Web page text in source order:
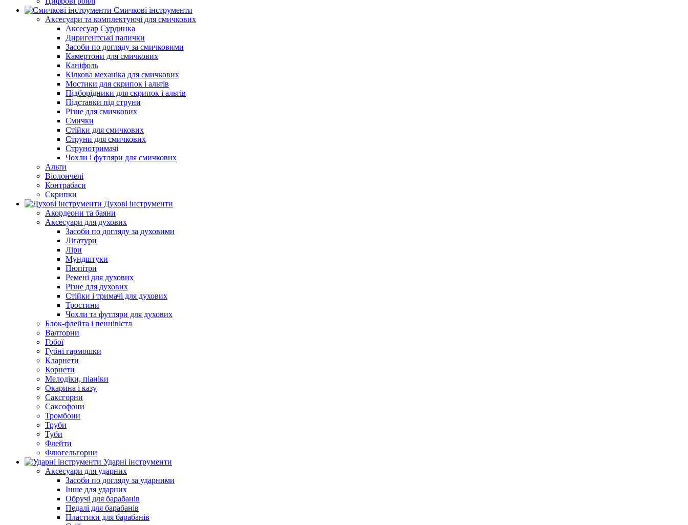
Смичкові інструменти
Аксесуари та комплектуючі для смичкових
Аксесуар Сурдинка
Диригентські палички
Засоби по догляду за смичковими
Камертони для смичкових
Каніфоль
Кілкова механіка для смичкових
Мостики для скрипок і альтів
Підборiдники для скрипок і альтів
Підставки під струни
Різне для смичкових
Смички
Стійки для смичкових
Струни для смичкових
Струнотримачі
Чохли і футляри для смичкових
Альти
Віолончелі
Контрабаси
Скрипки
Духові інструменти
Акордеони та баяни
Аксесуари для духових
Засоби по догляду за духовими
Лігатури
Ліри
Мундштуки
Пюпітри
Ремені для духових
Різне для духових
Стійки і тримачі для духових
Тростини
Чохли та футляри для духових
Блок-флейта і пеннівістл
Валторни
Гобої
Губні гармошки
Кларнети
Корнети
Мелодіки, піаніки
Окарина і казу
Саксгорни
Саксофони
Тромбони
Труби
Туби
Флейти
Флюгельгорни
Ударні інструменти
Аксесуари для ударних
Засоби по догляду за ударними
Інше для ударних
Обручі для барабанів
Педалі для барабанів
Пластики для барабанів